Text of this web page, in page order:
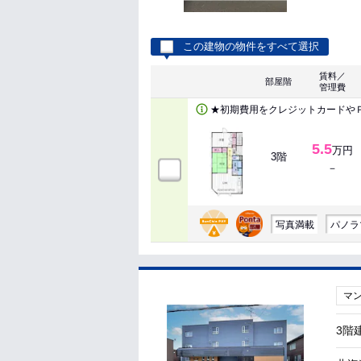
この建物の物件をすべて選択
部屋階
賃料／
管理費
★初期費用をクレジットカードや
3階 5.5万円
－
写真満載 パノ
マ
3階